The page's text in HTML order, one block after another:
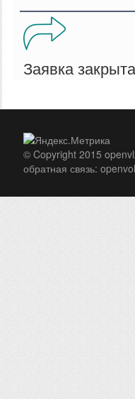
Ответ:18 03 2020
Заявка закрыта
© Copyright 2015
обратная связь: